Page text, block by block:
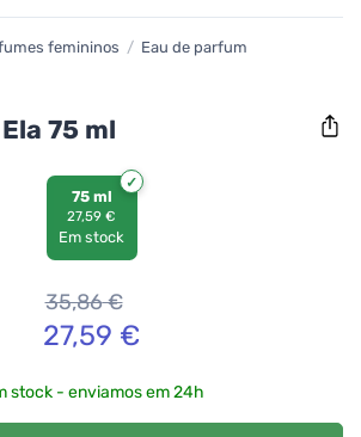
femininos / Eau de parfum
75 ml
75 ml
27,59 €
Em stock
35,86€
27,59 €
stock - enviamos em 24h